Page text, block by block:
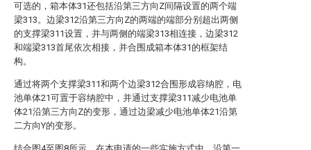
可选的，箱本体31还包括沿第三方向Z间隔设置的两个端
梁313。边梁312沿第三方向Z的两端的端部分别超出两侧
的支撑梁311设置，并与两侧的端梁313相连接，边梁312
和端梁313首尾依次相接，并合围成箱本体31的框架结
构。
通过将两个支撑梁311和两个边梁312合围形成容纳腔，电
池单体21可置于容纳腔中，并通过支撑梁311减少电池单
体21沿第三方向Z的变形，通过边梁减少电池单体21沿第
二方向Y的变形。